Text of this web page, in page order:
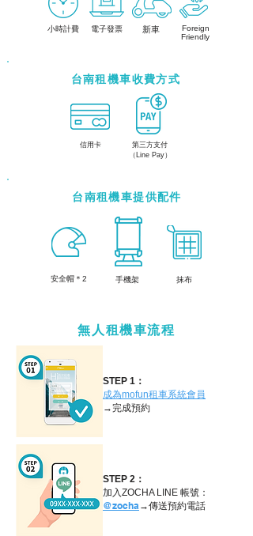
小時計費 電子發票 新車
Foreign
Friendly
台南租機車收費方式
信用卡
第三方支付
（Line Pay）
台南租機車提供配件
​安全帽＊2 手機架 抹布
無人租機車流程
STEP 1：
成為mofun租車系統會員
→完成預約
STEP 2：
加入ZOCHA LINE 帳號：
@zocha→傳送預約電話